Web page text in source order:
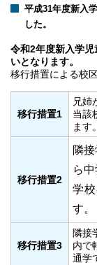
平成31年度新入
した。
令和2年度新入学
いとなります。
移行措置による校
移行措置1
兄姉
当該
ます。
移行措置2
隣
ら
学
す。
移行措置3
隣接
内で
通学